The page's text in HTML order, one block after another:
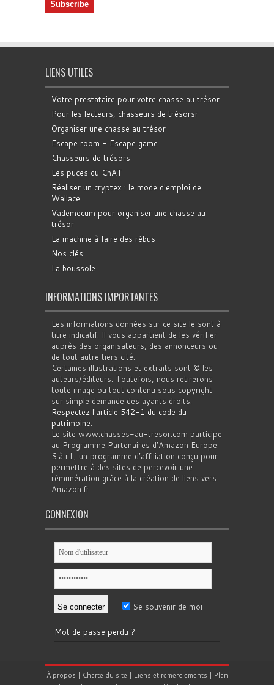
LIENS UTILES
Votre prestataire pour votre chasse au trésor
Pour les lecteurs, chasseurs de trésorsr
Organiser une chasse au trésor
Escape room - Escape game
Chasseurs de trésors
Les puces du ChAT
Réaliser un cryptex : le mode d'emploi de
Wallace
Vademecum pour organiser une chasse au
trésor
La machine à faire des rébus
Nos clés
La boussole
INFORMATIONS IMPORTANTES
Les informations données sur ce site le sont à
titre indicatif. Il vous appartient de les vérifier
auprès des organisateurs, des annonceurs ou
de tout autre tiers cité.
Certaines illustrations et extraits sont © les
auteurs/éditeurs. Toutefois, nous retirerons
toute image ou tout contenu sous copyright
sur simple demande des ayants droits.
Respectez l'article 542-1 du code du
patrimoine.
Le site www.chasses-au-tresor.com participe
au Programme Partenaires d’Amazon Europe
S.à r.l., un programme d’affiliation conçu pour
permettre à des sites de percevoir une
rémunération grâce à la création de liens vers
Amazon.fr
CONNEXION
Se souvenir de moi
Mot de passe perdu ?
À propos | Charte du site | Liens et remerciements | Plan